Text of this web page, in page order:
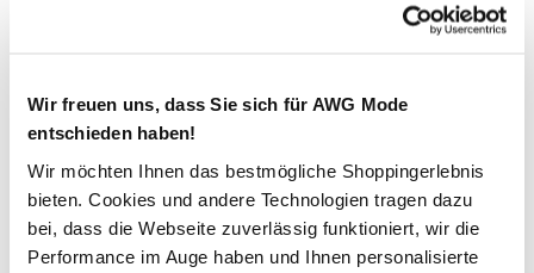
Wir freuen uns, dass Sie sich für AWG Mode
entschieden haben!
Wir möchten Ihnen das bestmögliche Shoppingerlebnis
bieten. Cookies und andere Technologien tragen dazu
bei, dass die Webseite zuverlässig funktioniert, wir die
Performance im Auge haben und Ihnen personalisierte
In den Warenkorb